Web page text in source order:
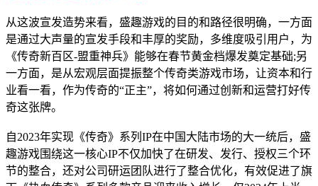
从这波宣发造势来看，盛趣游戏的目的和路径很明确，一方面
是通过大声量的宣发手段和丰厚的奖励，多维度吸引用户，为
《传奇新百区-盟重神兵》能够在春节黄金档爆发奠定基础;另
一方面，是从宏观层面提振整个传奇类游戏市场，让资本和行
业看一看，作为传奇的“正主”，将如何通过创新和运营打好传
奇这张牌。
自2023年实现《传奇》系列IP在中国大陆市场的大一统后，盛
趣游戏围绕这一核心IP不仅加快了在研发、发行、授权三个环
节的整合，还对公司研运团队进行了整合优化，有效促进了旗